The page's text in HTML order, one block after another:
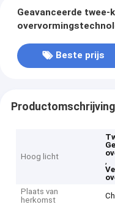
Geavanceerde twee-
Beste prijs
Productomschrijving
Hoog licht
,
Plaats van
herkomst